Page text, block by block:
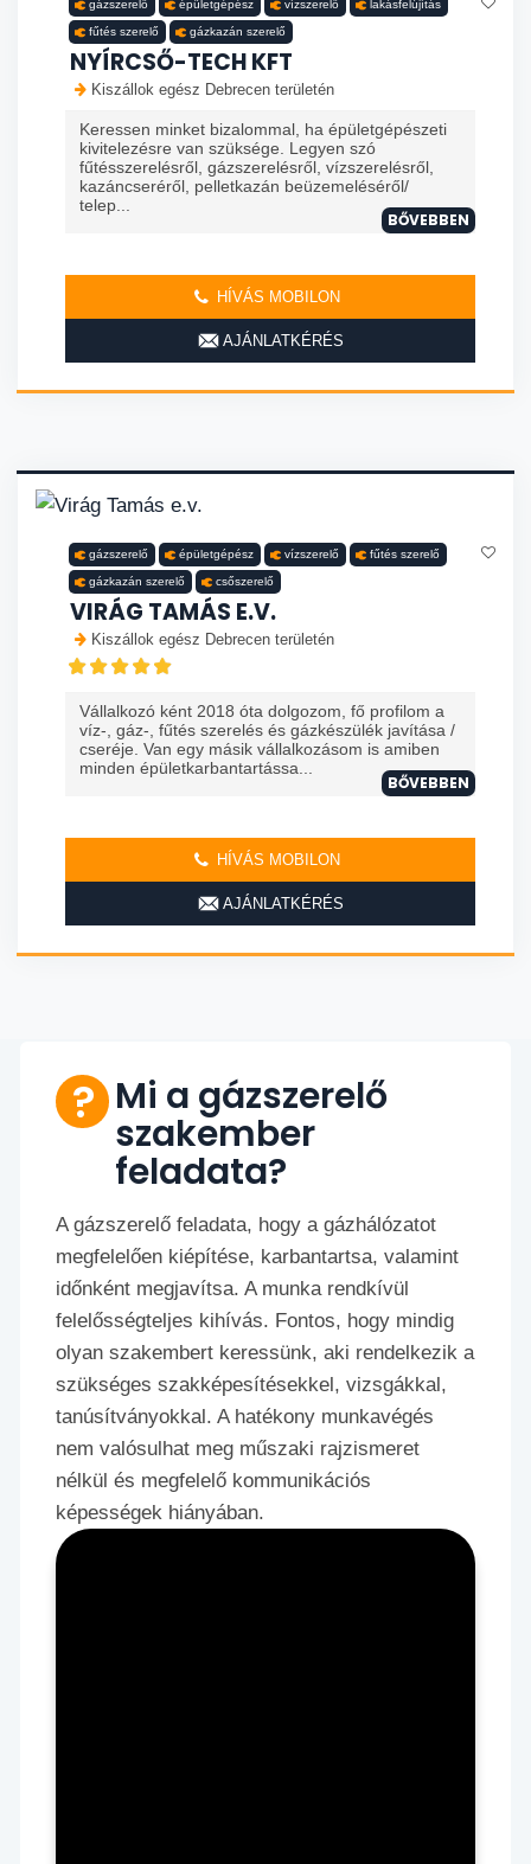
gázszerelő épületgépész vízszerelő lakásfelújítás
fűtés szerelő gázkazán szerelő
NYÍRCSŐ-TECH KFT
Kiszállok egész Debrecen területén
Keressen minket bizalommal, ha épületgépészeti
kivitelezésre van szüksége. Legyen szó
fűtésszerelésről, gázszerelésről, vízszerelésről,
kazáncseréről, pelletkazán beüzemeléséről/
telep...
BŐVEBBEN
HÍVÁS MOBILON
AJÁNLATKÉRÉS
gázszerelő épületgépész vízszerelő fűtés szerelő
gázkazán szerelő csőszerelő
VIRÁG TAMÁS E.V.
Kiszállok egész Debrecen területén
Vállalkozó ként 2018 óta dolgozom, fő profilom a
víz-, gáz-, fűtés szerelés és gázkészülék javítása /
cseréje. Van egy másik vállalkozásom is amiben
minden épületkarbantartássa...
BŐVEBBEN
HÍVÁS MOBILON
AJÁNLATKÉRÉS
Mi a gázszerelő
szakember
feladata?
A gázszerelő feladata, hogy a gázhálózatot
megfelelően kiépítése, karbantartsa, valamint
időnként megjavítsa. A munka rendkívül
felelősségteljes kihívás. Fontos, hogy mindig
olyan szakembert keressünk, aki rendelkezik a
szükséges szakképesítésekkel, vizsgákkal,
tanúsítványokkal. A hatékony munkavégés
nem valósulhat meg műszaki rajzismeret
nélkül és megfelelő kommunikációs
képességek hiányában.